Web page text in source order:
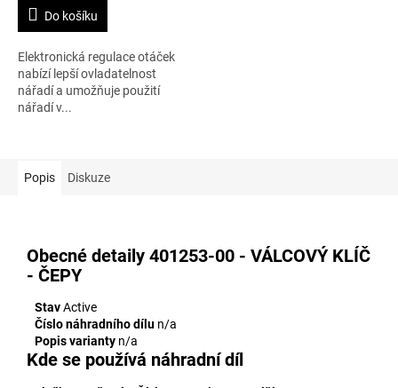
3,4
hvězdiček.
Do košíku
Elektronická regulace otáček
nabízí lepší ovladatelnost
nářadí a umožňuje použití
nářadí v...
Popis Diskuze
Obecné detaily 401253-00 - VÁLCOVÝ KLÍČ
- ČEPY
StavActive
Číslo náhradního dílu n/a
Popis varianty n/a
Kde se používá náhradní díl